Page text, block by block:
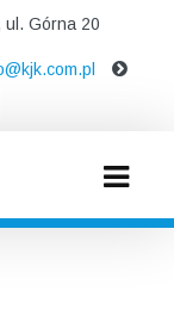
Górna 20